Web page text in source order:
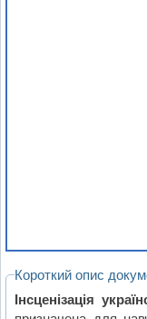
Короткий опис
Інсценізація